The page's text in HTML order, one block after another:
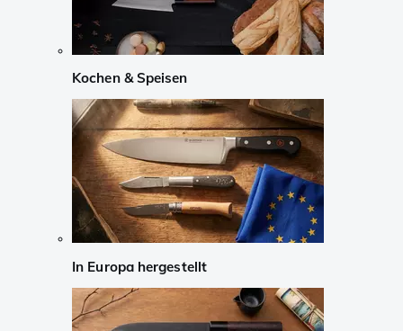
Kochen & Speisen
In Europa hergestellt